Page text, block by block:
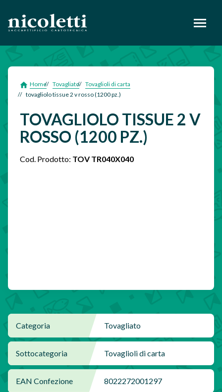
footer
Home Tovagliato
Tovaglioli di carta
tovagliolo tissue 2 v rosso (1200 pz.)
TOVAGLIOLO TISSUE 2 V
ROSSO (1200 PZ.)
Cod. Prodotto: TOV TR040X040
Categoria Tovagliato
Sottocategoria Tovaglioli di carta
EAN Confezione 8022272001297